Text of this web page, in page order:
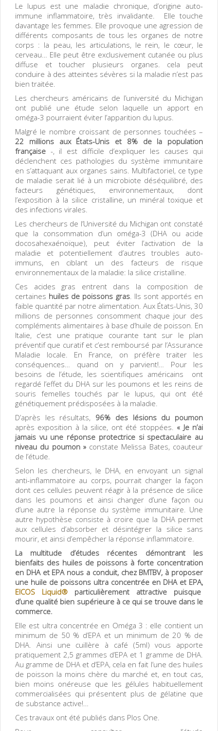
Le lupus est une maladie chronique, d’origine auto-
immune inflammatoire, très invalidante. Elle touche
davantage les femmes. Elle provoque une agression de
différents composants de tous les organes de notre
corps : la peau, les articulations, le rein, le cœur, le
cerveau… Elle peut être exclusivement cutanée ou plus
diffuse et toucher plusieurs organes. cela peut
conduire à des atteintes sévères si la maladie n’est pas
bien traitée.
Les chercheurs américains de l’université du Michigan
ont publié une étude selon laquelle un apport en
oméga-3 pourraient éviter l’apparition du lupus.
Malgré le nombre croissant de personnes touchées –
22 millions aux États-Unis et 8% de la population
française -, il est difficile d’expliquer les causes qui
déclenchent ces pathologies du système immunitaire
en s’attaquant aux organes sains. Multifactoriel, ce type
de maladie serait lié à un microbiote déséquilibré, des
facteurs génétiques, environnementaux, dont
l’exposition à la silice cristalline, un minéral toxique et
des infections virales.
Les chercheurs de l’Université du Michigan ont constaté
que la consommation d’un oméga-3 (DHA ou acide
docosahexaénoïque), peut éviter l’activation de la
maladie et potentiellement d’autres troubles auto-
immuns, en ciblant un des facteurs de risque
environnementaux de la maladie: la silice cristalline.
Ces acides gras entrent dans la composition de
certaines huiles de poissons gras. Ils sont apportés en
faible quantité par notre alimentation. Aux États-Unis, 30
millions de personnes consomment chaque jour des
compléments alimentaires à base d’huile de poisson. En
Italie, c’est une pratique courante tant sur le plan
préventif que curatif et c’est remboursé par l’Assurance
Maladie locale. En France, on préfère traiter les
conséquences… quand on y parvient!… Pour les
besoins de l’étude, les scientifiques américains ont
regardé l’effet du DHA sur les poumons et les reins de
souris femelles touchés par le lupus, qui ont été
génétiquement prédisposées à la maladie.
D’après les résultats, 96% des lésions du poumon
après exposition à la silice, ont été stoppées. « Je n’ai
jamais vu une réponse protectrice si spectaculaire au
niveau du poumon »constate Melissa Bates, coauteur
de l’étude.
Selon les chercheurs, le DHA, en envoyant un signal
anti-inflammatoire au corps, pourrait changer la façon
dont ces cellules peuvent réagir à la présence de silice
dans les poumons et ainsi changer d’une façon ou
d’une autre la réponse du système immunitaire. Une
autre hypothèse consiste à croire que la DHA permet
aux cellules d’absorber et désintégrer la silice sans
mourir, et ainsi d’empêcher la réponse inflammatoire.
La multitude d’études récentes démontrant les
bienfaits des huiles de poissons à forte concentration
en DHA et EPA nous a conduit, chez BMTBV, à proposer
une huile de poissons ultra concentrée en DHA et EPA,
EICOS Liquid® particulièrement attractive puisque
d’une qualité bien supérieure à ce qui se trouve dans le
commerce.
Elle est ultra concentrée en Oméga 3 : elle contient un
minimum de 50 % d’EPA et un minimum de 20 % de
DHA. Ainsi une cuillère à café (5ml) vous apporte
pratiquement 2,5 grammes d’EPA et 1 gramme de DHA.
Au gramme de DHA et d’EPA, cela en fait l’une des huiles
de poisson la moins chère du marché et, en tout cas,
bien moins onéreuse que les gélules habituellement
commercialisées qui présentent plus de gélatine que
de substance active!…
Ces travaux ont été publiés dans Plos One.